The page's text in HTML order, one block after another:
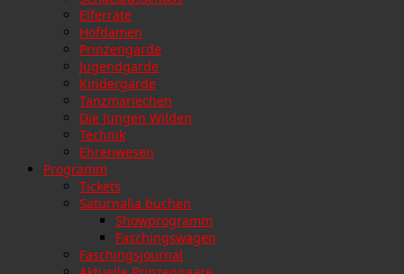
Elferräte
Hofdamen
Prinzengarde
Jugendgarde
Kindergarde
Tanzmariechen
Die Jungen Wilden
Technik
Ehrenwesen
Programm
Tickets
Saturnalia buchen
Showprogramm
Faschingswagen
Faschingsjournal